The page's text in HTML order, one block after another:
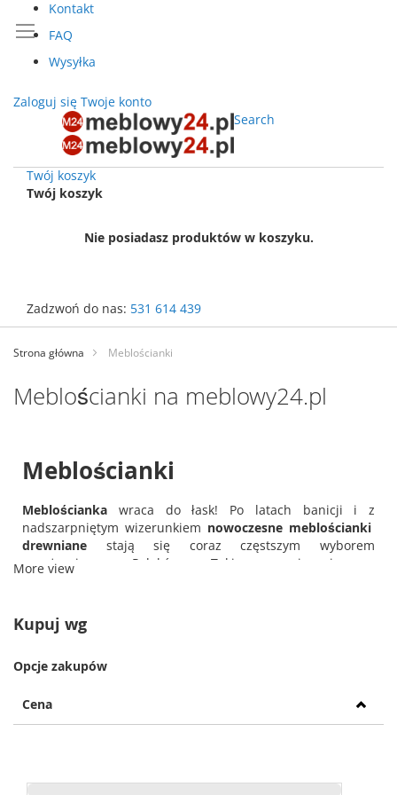
Kontakt
FAQ
Wysyłka
Zaloguj się Twoje konto
Search
Twój koszyk
Twój koszyk
Nie posiadasz produktów w koszyku.
Zadzwoń do nas: 531 614 439
Przejdź
treści
Strona główna Meblościanki
Meblościanki na meblowy24.pl
Meblościanki
Meblościanka wraca do łask! Po latach banicji i z
nadszarpniętym wizerunkiem nowoczesne meblościanki
drewniane stają się coraz częstszym wyborem
aranżacyjnym Polaków. Takie rozwiązanie o
pokoju, a nawet
klasyczne meblościanki ubrać w nowoczesną, zupełnie
znaliście!
Harmonia w życiu, harmonia
Meblo ściankato nic innego, jak funkcjonalny zestaw kilku
More view
Kupuj wg
Opcje zakupów
Cena